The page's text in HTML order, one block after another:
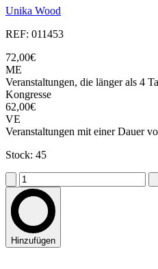
Unika Wood
REF: 011453
72,00€
ME
Veranstaltungen, die länger als 4
Kongresse
62,00€
VE
Veranstaltungen mit einer Dauer
Stock: 45
Hinzufügen